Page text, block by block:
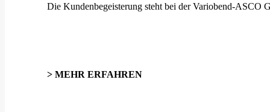
Die Kundenbegeisterung steht bei der Variobend-ASCO
> MEHR ERFAHREN